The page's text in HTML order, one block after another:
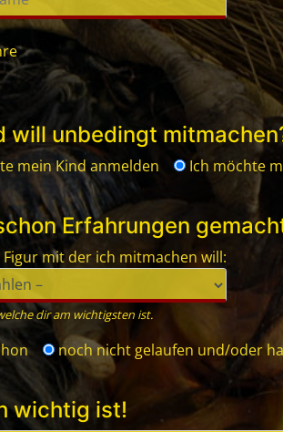
will unbedingt
mein Kind anmelden Ich möchte
Erfahrungen
mit der ich mitmachen will:
dir am wichtigsten ist.
noch nicht gelaufen und/oder
wichtig ist!